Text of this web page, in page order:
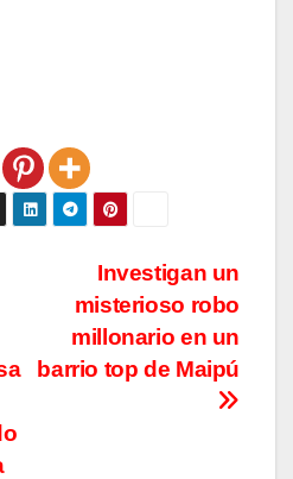
Investigan un
misterioso robo
millonario en un
barrio top de Maipú